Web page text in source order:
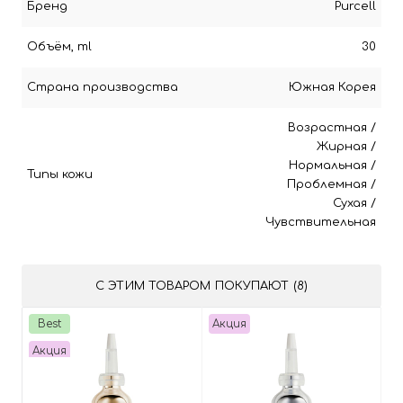
Бренд Purcell
Объём, ml 30
Страна производства Южная Корея
Типы кожи
Возрастная /
Жирная /
Нормальная /
Проблемная /
Сухая /
Чувствительная
С ЭТИМ ТОВАРОМ ПОКУПАЮТ (8)
Best
Акция
Акция